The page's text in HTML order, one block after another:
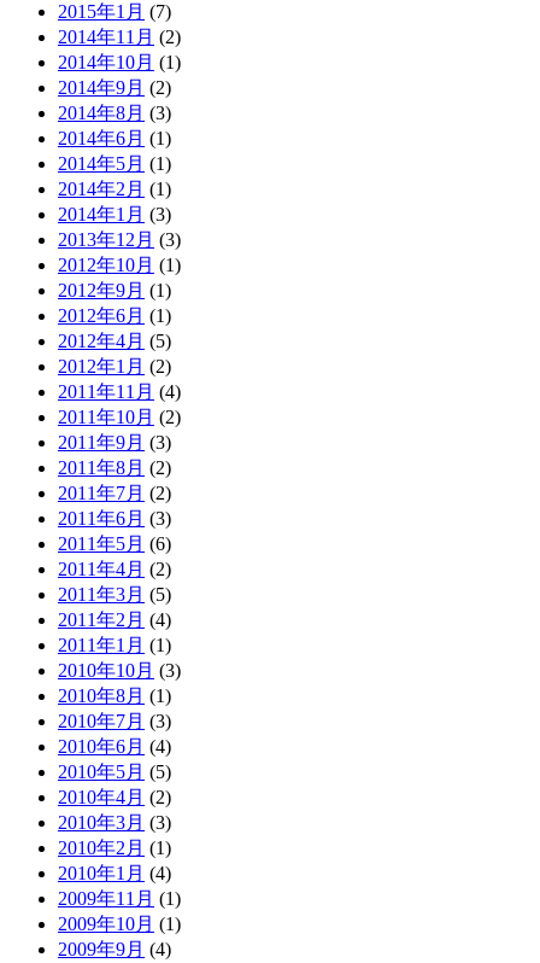
2015年1月 (7)
2014年11月 (2)
2014年10月 (1)
2014年9月 (2)
2014年8月 (3)
2014年6月 (1)
2014年5月 (1)
2014年2月 (1)
2014年1月 (3)
2013年12月 (3)
2012年10月 (1)
2012年9月 (1)
2012年6月 (1)
2012年4月 (5)
2012年1月 (2)
2011年11月 (4)
2011年10月 (2)
2011年9月 (3)
2011年8月 (2)
2011年7月 (2)
2011年6月 (3)
2011年5月 (6)
2011年4月 (2)
2011年3月 (5)
2011年2月 (4)
2011年1月 (1)
2010年10月 (3)
2010年8月 (1)
2010年7月 (3)
2010年6月 (4)
2010年5月 (5)
2010年4月 (2)
2010年3月 (3)
2010年2月 (1)
2010年1月 (4)
2009年11月 (1)
2009年10月 (1)
2009年9月 (4)